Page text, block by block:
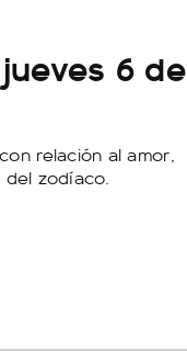
6 de
relación al amor,
zodíaco.